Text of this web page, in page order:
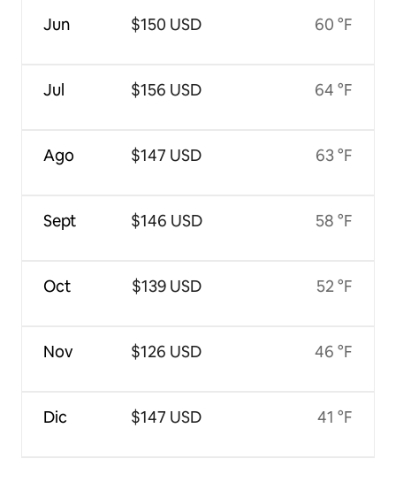
Jun
Jul
Ago
Sept
Oct
Nov
Dic
$150 USD
$156 USD
$147 USD
$146 USD
$139 USD
$126 USD
$147 USD
60 °F
64 °F
63 °F
58 °F
52 °F
46 °F
41 °F